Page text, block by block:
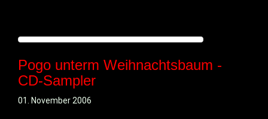
Pogo unterm Weihnachtsbaum -
CD-Sampler
01. November 2006